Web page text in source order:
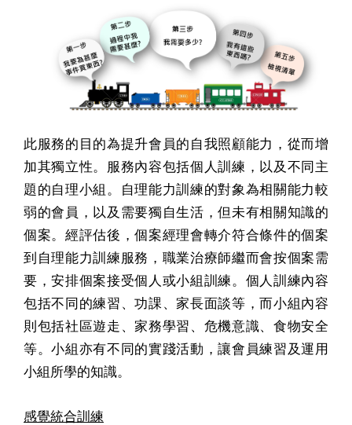
此服務的目的為提升會員的自我照顧能力，從而增
加其獨立性。服務內容包括個人訓練，以及不同主
題的自理小組。自理能力訓練的對象為相關能力較
弱的會員，以及需要獨自生活，但未有相關知識的
個案。經評估後，個案經理會轉介符合條件的個案
到自理能力訓練服務，職業治療師繼而會按個案需
要，安排個案接受個人或小組訓練。個人訓練內容
包括不同的練習、功課、家長面談等，而小組內容
則包括社區遊走、家務學習、危機意識、食物安全
等。小組亦有不同的實踐活動，讓會員練習及運用
小組所學的知識。
感覺統合訓練